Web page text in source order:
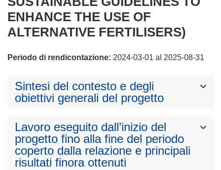
ENHANCE THE USE OF
ALTERNATIVE FERTILISERS)
Periodo di rendicontazione: 2024-03-01 al 2025-08-31
Sintesi del contesto e degli
obiettivi generali del progetto
Lavoro eseguito dall’inizio del
progetto fino alla fine del periodo
coperto dalla relazione e principali
risultati finora ottenuti